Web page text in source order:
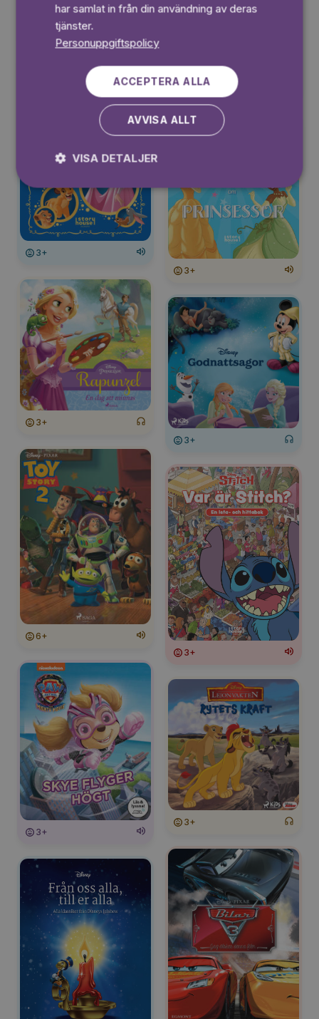
3+
6+
3+
3+
6+
3+
3+
3+
3+
har samlat in från din användning av deras
tjänster.
Personuppgiftspolicy
ACCEPTERA ALLA
AVVISA ALLT
VISA DETALJER